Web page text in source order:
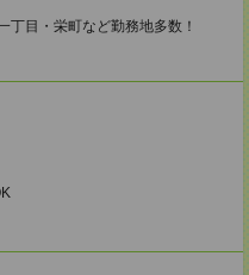
丁目・栄町など勤務地多数！